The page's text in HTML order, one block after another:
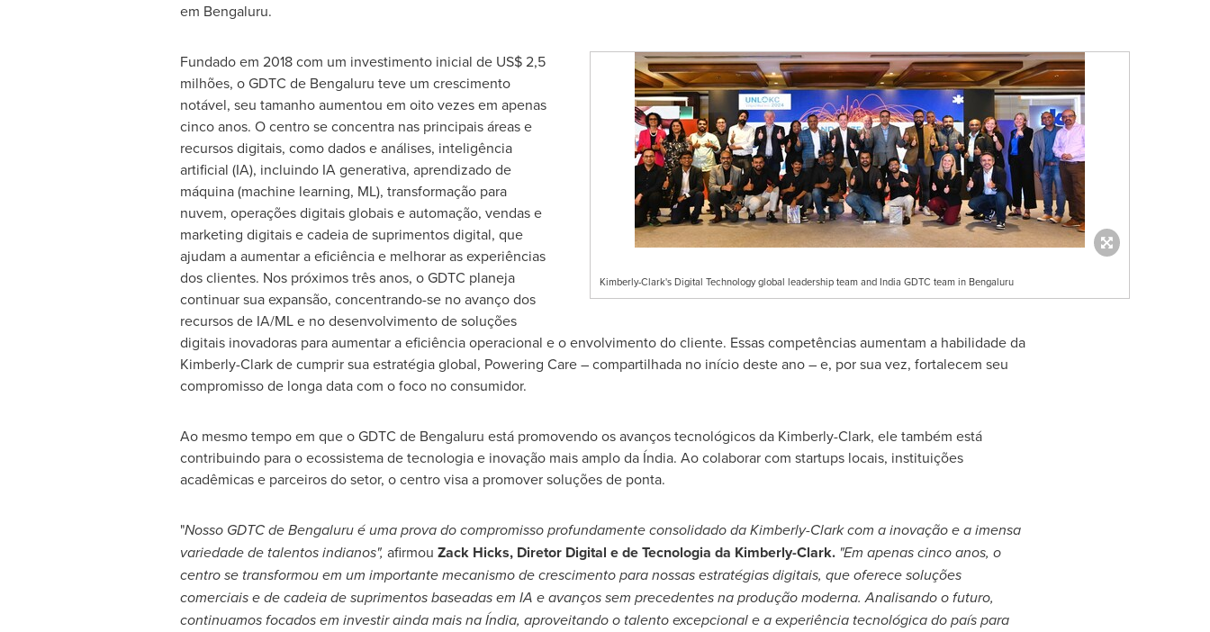
em Bengaluru.
Kimberly-Clark's Digital Technology global leadership team and India GDTC team in Bengaluru
Fundado em 2018 com um investimento inicial de US$ 2,5
milhões, o GDTC de Bengaluru teve um crescimento
notável, seu tamanho aumentou em oito vezes em apenas
cinco anos. O centro se concentra nas principais áreas e
recursos digitais, como dados e análises, inteligência
artificial (IA), incluindo IA generativa, aprendizado de
máquina (machine learning, ML), transformação para
nuvem, operações digitais globais e automação, vendas e
marketing digitais e cadeia de suprimentos digital, que
ajudam a aumentar a eficiência e melhorar as experiências
dos clientes. Nos próximos três anos, o GDTC planeja
continuar sua expansão, concentrando-se no avanço dos
recursos de IA/ML e no desenvolvimento de soluções
digitais inovadoras para aumentar a eficiência operacional e o envolvimento do cliente. Essas competências aumentam a habilidade da
Kimberly-Clark decumprir sua estratégia global, Powering Care – compartilhada no início deste ano – e, por sua vez, fortalecem seu
compromisso de longa data com o foco no consumidor.
Ao mesmo tempo em que o GDTC de Bengaluru está promovendo os avanços tecnológicos da Kimberly-Clark, ele também está
contribuindo para o ecossistema de tecnologia e inovação mais amplo da Índia. Ao colaborar com startups locais, instituições
acadêmicas e parceiros do setor, o centro visa a promover soluções de ponta.
"Nosso GDTC de Bengaluru é uma prova do compromisso profundamente consolidado da Kimberly-Clark com a inovação e a imensa
variedade de talentos indianos", afirmou Zack Hicks, Diretor Digital e de Tecnologia da Kimberly-Clark. "Em apenas cinco anos, o
centro se transformou em um importante mecanismo de crescimento para nossas estratégias digitais, que oferece soluções
comerciais e de cadeia de suprimentos baseadas em IA e avanços sem precedentes na produção moderna. Analisando o futuro,
continuamos focados em investir ainda mais na Índia, aproveitando o talento excepcional e a experiência tecnológica do país para